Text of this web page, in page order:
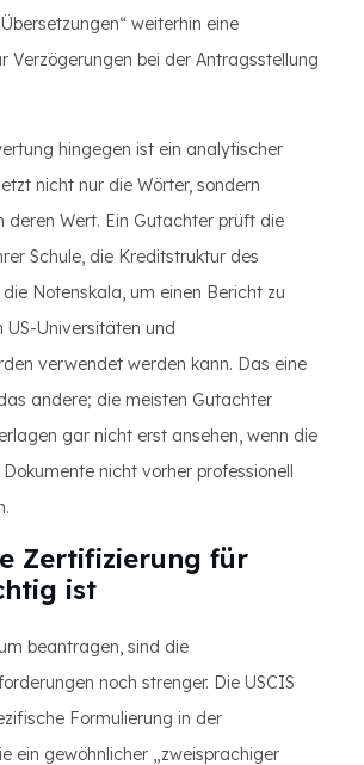
weiterhin eine
Verzögerungen bei der Antragsstellung
hingegen ist ein analytischer
nicht nur die Wörter, sondern
deren Wert. Ein Gutachter prüft die
Schule, die Kreditstruktur des
Notenskala, um einen Bericht zu
US-Universitäten und
verwendet werden kann. Das eine
andere; die meisten Gutachter
gar nicht erst ansehen, wenn die
nicht vorher professionell
Zertifizierung für
ist
beantragen, sind die
noch strenger. Die USCIS
Formulierung in der
ein gewöhnlicher „zweisprachiger